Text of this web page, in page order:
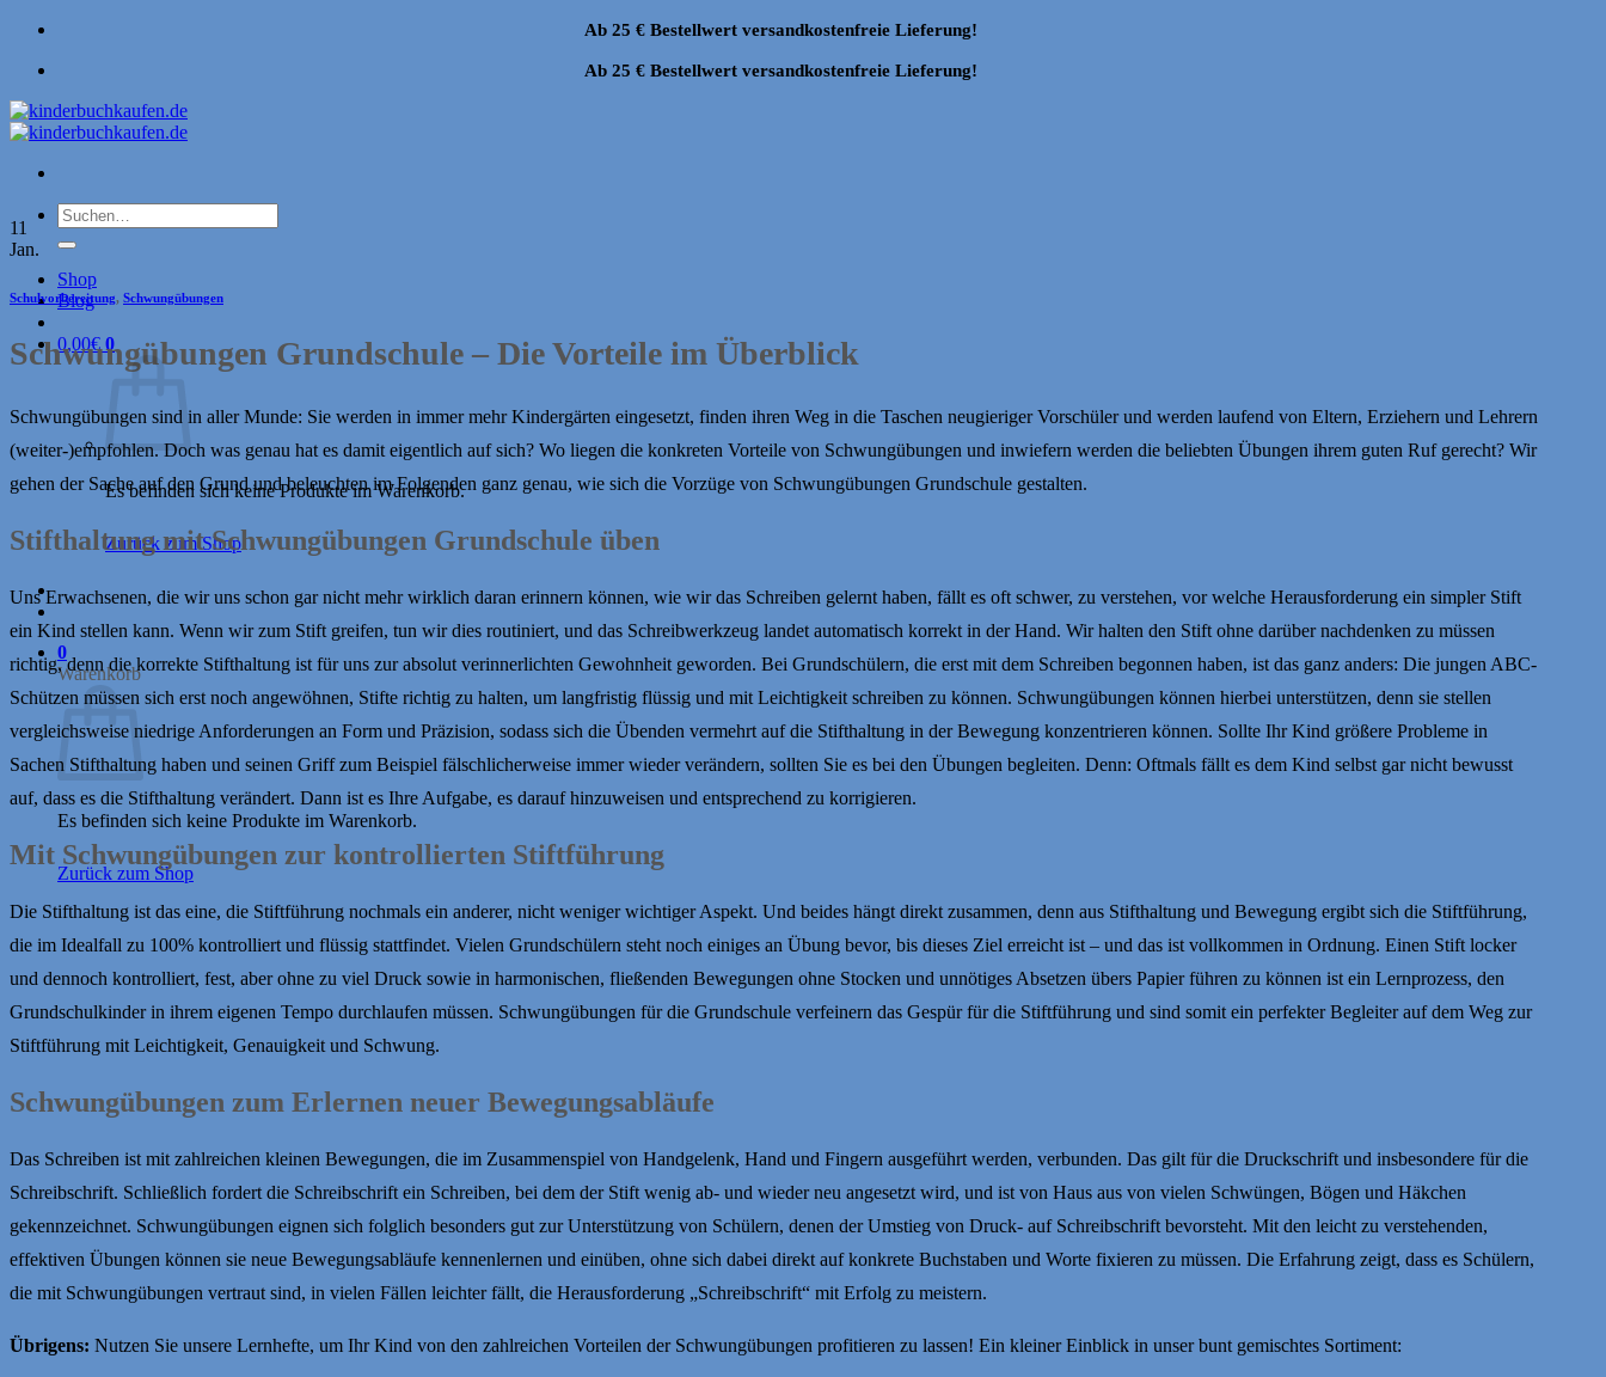
Zum
springen
Ab 25 € Bestellwert versandkostenfreie Lieferung!
Ab 25 € Bestellwert versandkostenfreie Lieferung!
Suchen
nach:
Shop
Blog
0,00€ 0
Es befinden sich keine Produkte im Warenkorb.
Zurück zum Shop
0
Warenkorb
Es befinden sich keine Produkte im Warenkorb.
Zurück zum Shop
11
Jan.
Schulvorbereitung, Schwungübungen
Schwungübungen Grundschule – Die Vorteile im Überblick
Schwungübungen sind in aller Munde: Sie werden in immer mehr Kindergärten eingesetzt, finden ihren Weg in die Taschen neugieriger Vorschüler und werden laufend von Eltern, Erziehern und Lehrern
(weiter-)empfohlen. Doch was genau hat es damit eigentlich auf sich? Wo liegen die konkreten Vorteile von Schwungübungen und inwiefern werden die beliebten Übungen ihrem guten Ruf gerecht? Wir
gehen der Sache auf den Grund und beleuchten im Folgenden ganz genau, wie sich die Vorzüge von Schwungübungen Grundschule gestalten.
Stifthaltung mit Schwungübungen Grundschule üben
Uns Erwachsenen, die wir uns schon gar nicht mehr wirklich daran erinnern können, wie wir das Schreiben gelernt haben, fällt es oft schwer, zu verstehen, vor welche Herausforderung ein simpler Stift
ein Kind stellen kann. Wenn wir zum Stift greifen, tun wir dies routiniert, und das Schreibwerkzeug landet automatisch korrekt in der Hand. Wir halten den Stift ohne darüber nachdenken zu müssen
richtig, denn die korrekte Stifthaltung ist für uns zur absolut verinnerlichten Gewohnheit geworden. Bei Grundschülern, die erst mit dem Schreiben begonnen haben, ist das ganz anders: Die jungen ABC-
Schützen müssen sich erst noch angewöhnen, Stifte richtig zu halten, um langfristig flüssig und mit Leichtigkeit schreiben zu können. Schwungübungen können hierbei unterstützen, denn sie stellen
vergleichsweise niedrige Anforderungen an Form und Präzision, sodass sich die Übenden vermehrt auf die Stifthaltung in der Bewegung konzentrieren können. Sollte Ihr Kind größere Probleme in
Sachen Stifthaltung haben und seinen Griff zum Beispiel fälschlicherweise immer wieder verändern, sollten Sie es bei den Übungen begleiten. Denn: Oftmals fällt es dem Kind selbst gar nicht bewusst
auf, dass es die Stifthaltung verändert. Dann ist es Ihre Aufgabe, es darauf hinzuweisen und entsprechend zu korrigieren.
Mit Schwungübungen zur kontrollierten Stiftführung
Die Stifthaltung ist das eine, die Stiftführung nochmals ein anderer, nicht weniger wichtiger Aspekt. Und beides hängt direkt zusammen, denn aus Stifthaltung und Bewegung ergibt sich die Stiftführung,
die im Idealfall zu 100% kontrolliert und flüssig stattfindet. Vielen Grundschülern steht noch einiges an Übung bevor, bis dieses Ziel erreicht ist – und das ist vollkommen in Ordnung. Einen Stift locker
und dennoch kontrolliert, fest, aber ohne zu viel Druck sowie in harmonischen, fließenden Bewegungen ohne Stocken und unnötiges Absetzen übers Papier führen zu können ist ein Lernprozess, den
Grundschulkinder in ihrem eigenen Tempo durchlaufen müssen. Schwungübungen für die Grundschule verfeinern das Gespür für die Stiftführung und sind somit ein perfekter Begleiter auf dem Weg zur
Stiftführung mit Leichtigkeit, Genauigkeit und Schwung.
Schwungübungen zum Erlernen neuer Bewegungsabläufe
Das Schreiben ist mit zahlreichen kleinen Bewegungen, die im Zusammenspiel von Handgelenk, Hand und Fingern ausgeführt werden, verbunden. Das gilt für die Druckschrift und insbesondere für die
Schreibschrift. Schließlich fordert die Schreibschrift ein Schreiben, bei dem der Stift wenig ab- und wieder neu angesetzt wird, und ist von Haus aus von vielen Schwüngen, Bögen und Häkchen
gekennzeichnet. Schwungübungen eignen sich folglich besonders gut zur Unterstützung von Schülern, denen der Umstieg von Druck- auf Schreibschrift bevorsteht. Mit den leicht zu verstehenden,
effektiven Übungen können sie neue Bewegungsabläufe kennenlernen und einüben, ohne sich dabei direkt auf konkrete Buchstaben und Worte fixieren zu müssen. Die Erfahrung zeigt, dass es Schülern,
die mit Schwungübungen vertraut sind, in vielen Fällen leichter fällt, die Herausforderung „Schreibschrift“ mit Erfolg zu meistern.
Übrigens: Nutzen Sie unsere Lernhefte, um Ihr Kind von den zahlreichen Vorteilen der Schwungübungen profitieren zu lassen! Ein kleiner Einblick in unser bunt gemischtes Sortiment: